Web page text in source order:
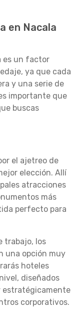
en Nacala
es un factor
ya que cada
y una serie de
importante que
buscas
el ajetreo de
elección. Allí
atracciones
más
perfecto para
trabajo, los
una opción muy
hoteles
diseñados
estratégicamente
corporativos.